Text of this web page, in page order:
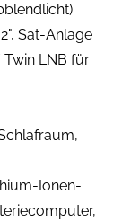
Sat-Anlage
LNB für
Ionen-